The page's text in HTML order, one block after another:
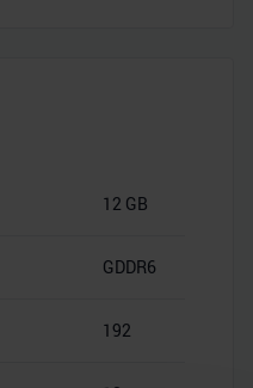
12 GB
GDDR6
192